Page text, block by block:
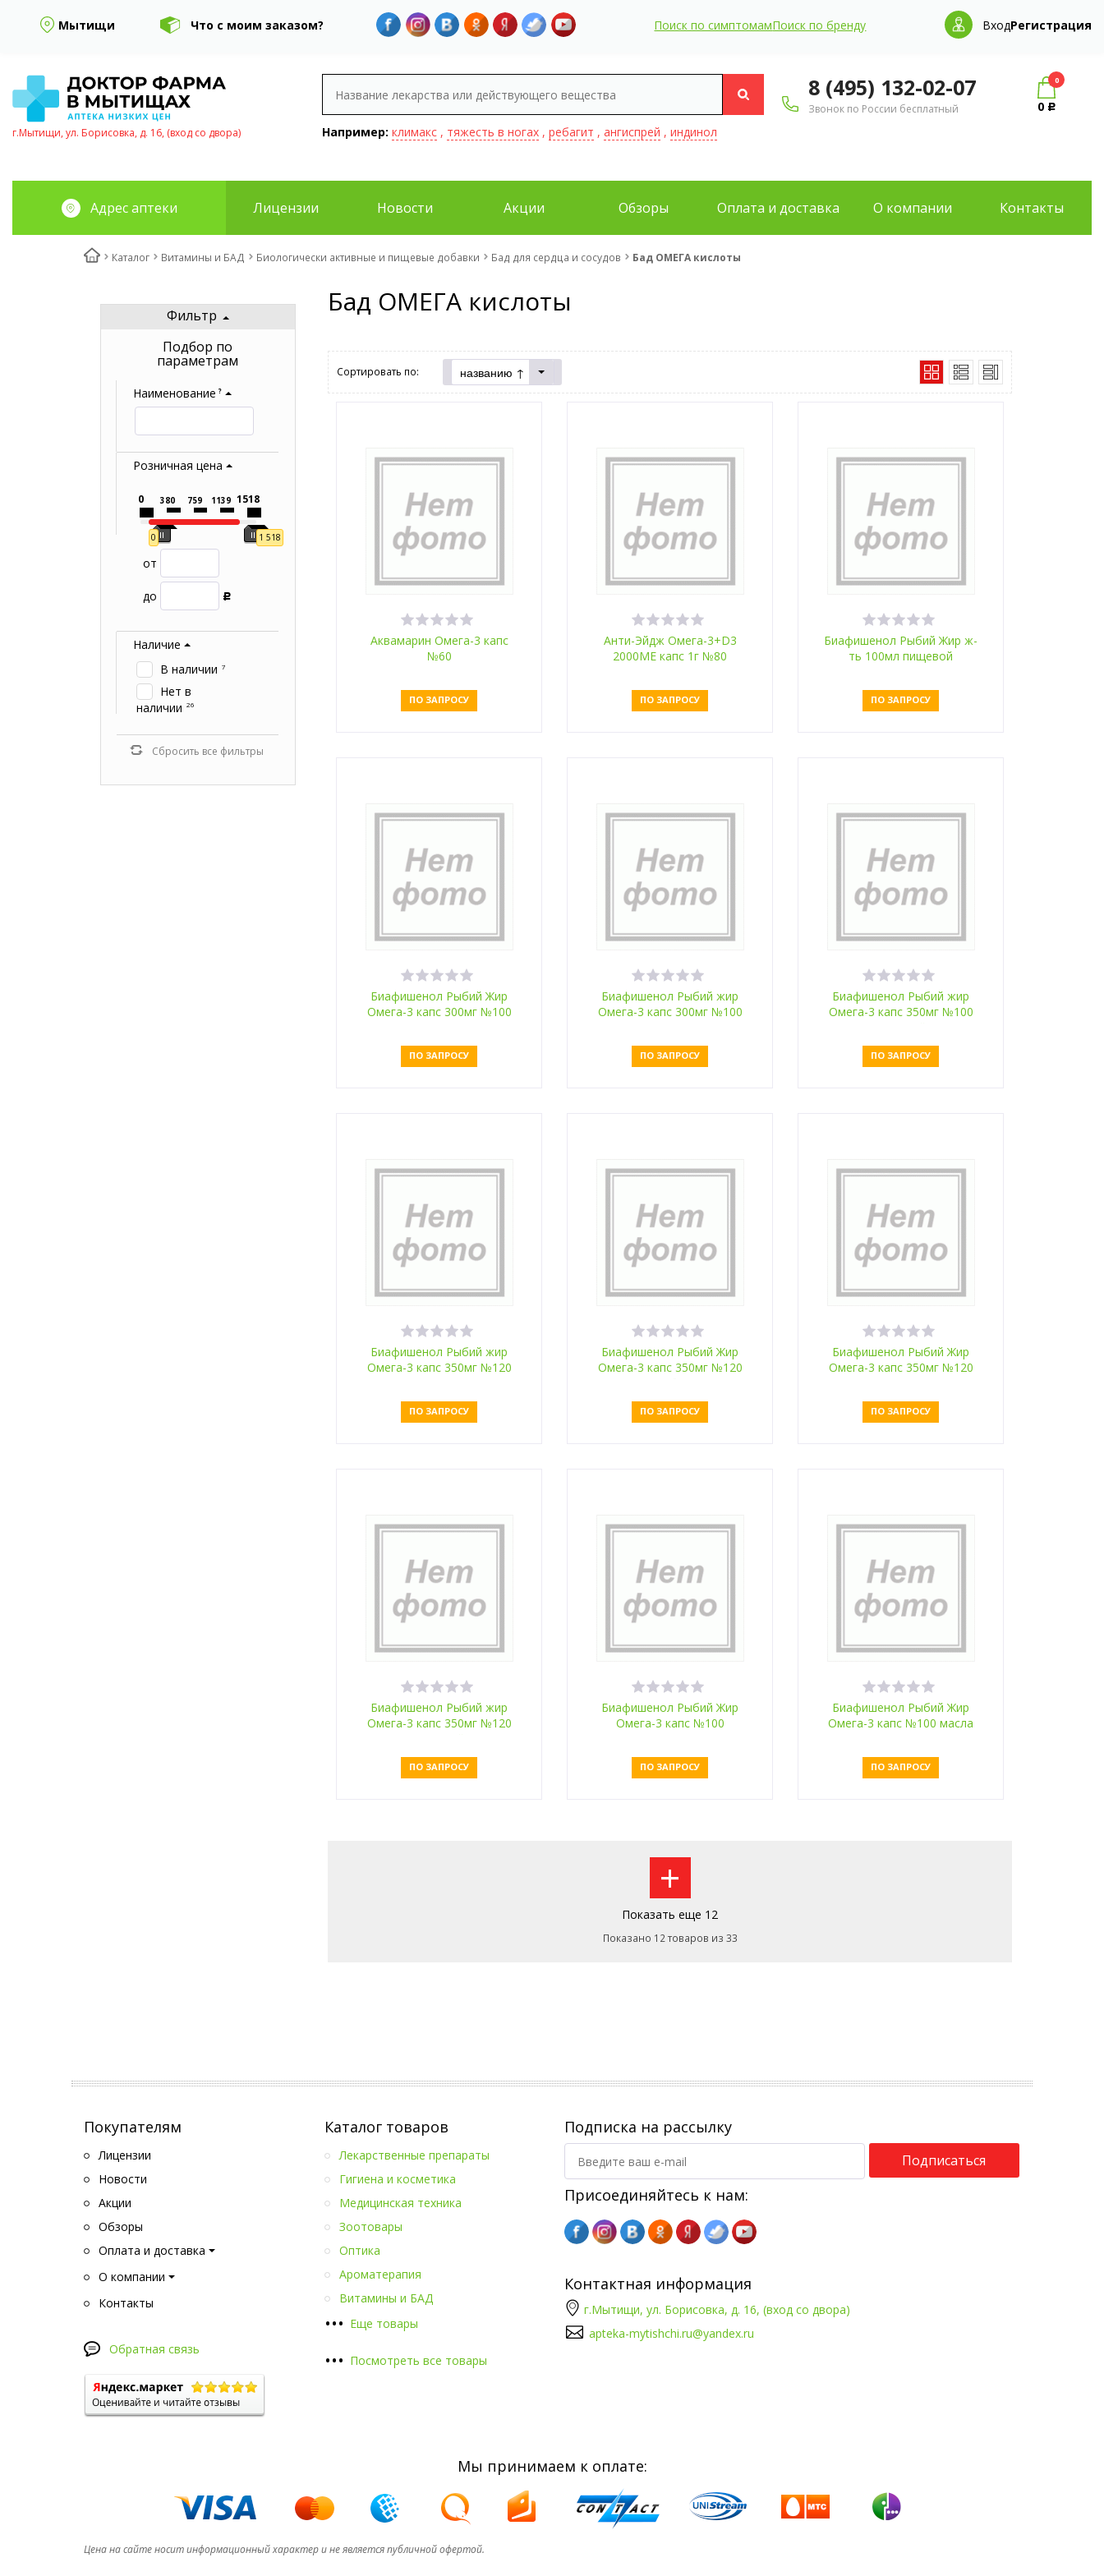
Мытищи Что с моим заказом? Поиск по симптомамПоиск по бренду ВходРегистрация
г.Мытищи, ул. Борисовка, д. 16, (вход со двора) Например: климакс, тяжесть в ногах, ребагит , ангиспрей , индинол
8 (495) 132-02-07
Звонок по России бесплатный
0
0 Р
Адрес аптеки Лицензии Новости Акции Обзоры Оплата и доставка О компании Контакты
Каталог Витамины и БАД Биологически активные и пищевые добавки Бад для сердца и сосудов Бад ОМЕГА кислоты
Фильтр
Подбор по
параметрам
Наименование ?
Розничная цена
0 1 518
0 380 759 1139 1518
от
до Р
Наличие
В наличии 7
Нет в
наличии 26
Сбросить все фильтры
Бад ОМЕГА кислоты
Сортировать по: названию ↑
Аквамарин Омега-3 капс
№60
ПО ЗАПРОСУ
Анти-Эйдж Омега-3+D3
2000МЕ капс 1г №80
ПО ЗАПРОСУ
Биафишенол Рыбий Жир ж-
ть 100мл пищевой
ПО ЗАПРОСУ
Биафишенол Рыбий Жир
Омега-3 капс 300мг №100
ПО ЗАПРОСУ
Биафишенол Рыбий жир
Омега-3 капс 300мг №100
ПО ЗАПРОСУ
Биафишенол Рыбий жир
Омега-3 капс 350мг №100
ПО ЗАПРОСУ
Биафишенол Рыбий жир
Омега-3 капс 350мг №120
ПО ЗАПРОСУ
Биафишенол Рыбий Жир
Омега-3 капс 350мг №120
ПО ЗАПРОСУ
Биафишенол Рыбий Жир
Омега-3 капс 350мг №120
ПО ЗАПРОСУ
Биафишенол Рыбий жир
Омега-3 капс 350мг №120
ПО ЗАПРОСУ
Биафишенол Рыбий Жир
Омега-3 капс №100
ПО ЗАПРОСУ
Биафишенол Рыбий Жир
Омега-3 капс №100 масла
ПО ЗАПРОСУ
+
Показать еще 12
Показано 12 товаров из 33
Покупателям
Лицензии
Новости
Акции
Обзоры
Оплата и доставка
О компании
Контакты
Обратная связь
Каталог товаров
••• Еще товары
Лекарственные препараты
Гигиена и косметика
Медицинская техника
Зоотовары
Оптика
Ароматерапия
Витамины и БАД
••• Посмотреть все товары
Подписка на рассылку
Подписаться
Присоединяйтесь к нам:
Контактная информация
г.Мытищи, ул. Борисовка, д. 16, (вход со двора)
apteka-mytishchi.ru@yandex.ru
Мы принимаем к оплате:
Цена на сайте носит информационный характер и не является публичной офертой.